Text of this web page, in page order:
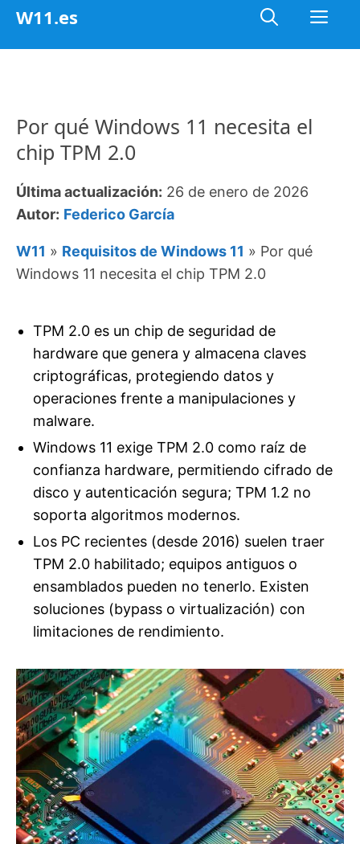
Saltar
W11.es
Por qué Windows 11 necesita el
chip TPM 2.0
Última actualización: 26 de enero de 2026
Autor: Federico García
W11 » Requisitos de Windows 11 » Por qué
Windows 11 necesita el chip TPM 2.0
TPM 2.0 es un chip de seguridad de
hardware que genera y almacena claves
criptográficas, protegiendo datos y
operaciones frente a manipulaciones y
malware.
Windows 11 exige TPM 2.0 como raíz de
confianza hardware, permitiendo cifrado de
disco y autenticación segura; TPM 1.2 no
soporta algoritmos modernos.
Los PC recientes (desde 2016) suelen traer
TPM 2.0 habilitado; equipos antiguos o
ensamblados pueden no tenerlo. Existen
soluciones (bypass o virtualización) con
limitaciones de rendimiento.